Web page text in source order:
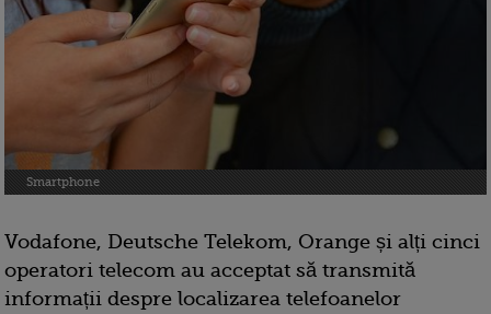
Smartphone
Vodafone, Deutsche Telekom, Orange și alți cinci
operatori telecom au acceptat să transmită
informații despre localizarea telefoanelor